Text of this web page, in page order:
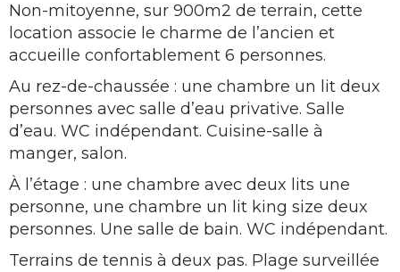
Non-mitoyenne, sur 900m2 de terrain, cette
location associe le charme de l’ancien et
accueille confortablement 6 personnes.
Au rez-de-chaussée : une chambre un lit deux
personnes avec salle d’eau privative. Salle
d’eau. WC indépendant. Cuisine-salle à
manger, salon.
À l’étage : une chambre avec deux lits une
personne, une chambre un lit king size deux
personnes. Une salle de bain. WC indépendant.
Terrains de tennis à deux pas. Plage surveillée